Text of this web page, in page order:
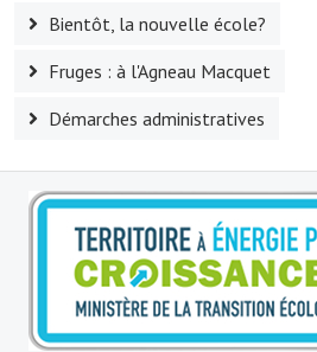
L'église
Les panneaux du patrimoine
Le château
Georges Bernanos
Bientôt, la nouvelle école?
Fruges : à l'Agneau Macquet
Démarches administratives